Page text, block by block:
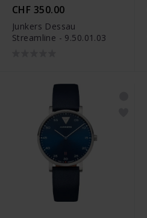
CHF 350.00
Junkers Dessau
Streamline - 9.50.01.03